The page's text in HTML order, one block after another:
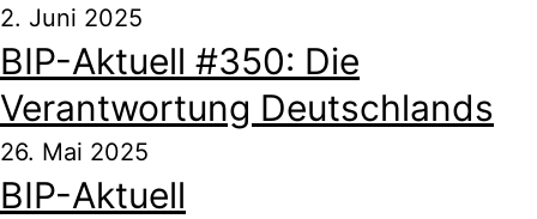
2. Juni 2025
BIP-Aktuell #350: Die
Verantwortung Deutschlands
26. Mai 2025
BIP-Aktuell